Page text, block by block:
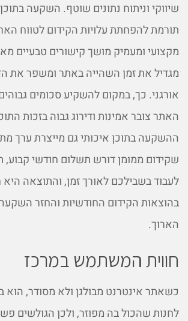
שיווקי וניתוח נתונים שוטף. השקעה
תורמת להפחתת עלויות הקידום לטווח
מקצועי ומעמיק מושך קישורים טבעיים
מגדיל את זמן השהייה באתר ומשפר את
אורגני. כך, במקום להשקיע סכומים
האתר צובר אמינות ודירוג גבוה בזכות
ההשקעה בתוכן איכותי גם מייצרת ערך
שקידום ממומן דורש תשלום חודשי קבוע,
לעבוד בשבילכם לאורך זמן, והתוצאה
בהוצאות הקידום החודשיות והחזר השקעה
הארוך.
חווית המשתמש במרכז
כשאתר אינטרנט מבולגן ולא מסודר, הוא
לחנות שהכול בה מפוזר, ולכן הגולשים